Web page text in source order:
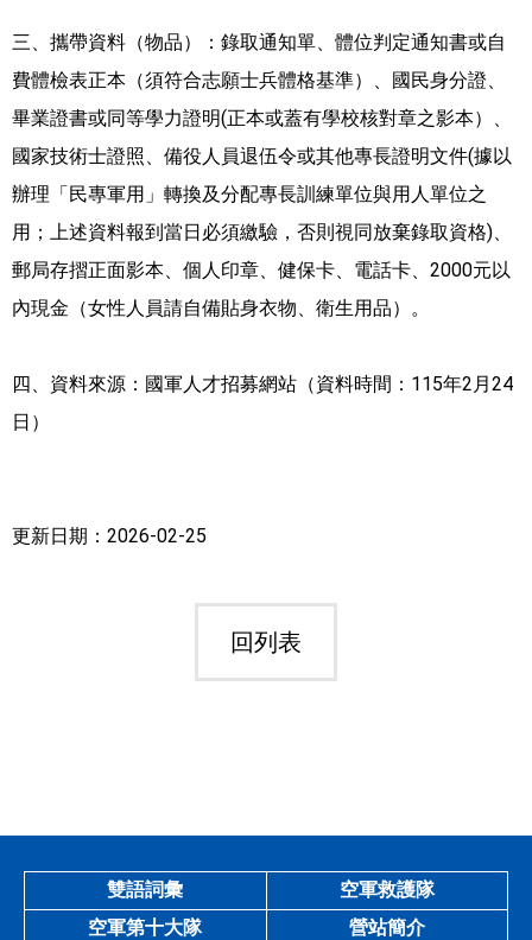
三、攜帶資料（物品）：錄取通知單、體位判定通知書或自
費體檢表正本（須符合志願士兵體格基準）、國民身分證、
畢業證書或同等學力證明(正本或蓋有學校核對章之影本）、
國家技術士證照、備役人員退伍令或其他專長證明文件(據以
辦理「民專軍用」轉換及分配專長訓練單位與用人單位之
用；上述資料報到當日必須繳驗，否則視同放棄錄取資格)、
郵局存摺正面影本、個人印章、健保卡、電話卡、2000元以
內現金（女性人員請自備貼身衣物、衛生用品）。
四、資料來源：國軍人才招募網站（資料時間：115年2月24
日）
更新日期：2026-02-25
回列表
雙語詞彙
空軍救護隊
空軍第十大隊
營站簡介